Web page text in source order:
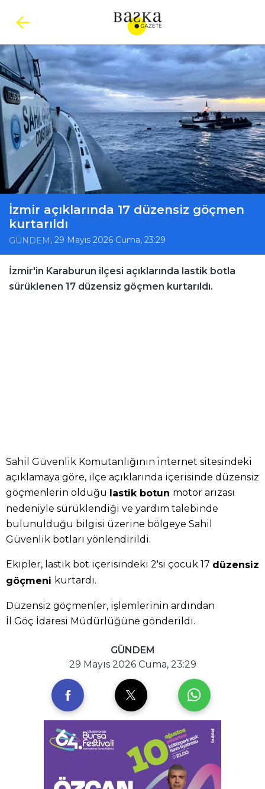
İzmir açıklarında 17 düzensiz göçmen
kurtarıldı
GÜNDEM , 29 Mayıs 2026 Cuma, 23:29
İzmir'in Karaburun ilçesi açıklarında lastik botla
sürüklenen 17 düzensiz göçmen kurtarıldı.
Sahil Güvenlik Komutanlığının internet sitesindeki
açıklamaya göre, ilçe açıklarında içerisinde düzensiz
göçmenlerin olduğu
lastik botun motor arızası
nedeniyle sürüklendiği ve yardım talebinde
bulunulduğu bilgisi üzerine bölgeye Sahil
Güvenlik botları yönlendirildi.
Ekipler, lastik bot içerisindeki 2'si çocuk 17 düzensiz
göçmeni kurtardı.
Düzensiz göçmenler, işlemlerinin ardından
İl Göç İdaresi Müdürlüğüne gönderildi.
GÜNDEM
29 Mayıs 2026 Cuma, 23:29